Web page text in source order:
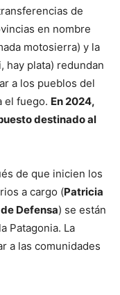
de
en nombre
motosierra) y la
hay plata) redundan
a los pueblos del
el fuego. En 2024,
destinado al
de que inicien los
a cargo (Patricia
Defensa) se están
Patagonia. La
a las comunidades